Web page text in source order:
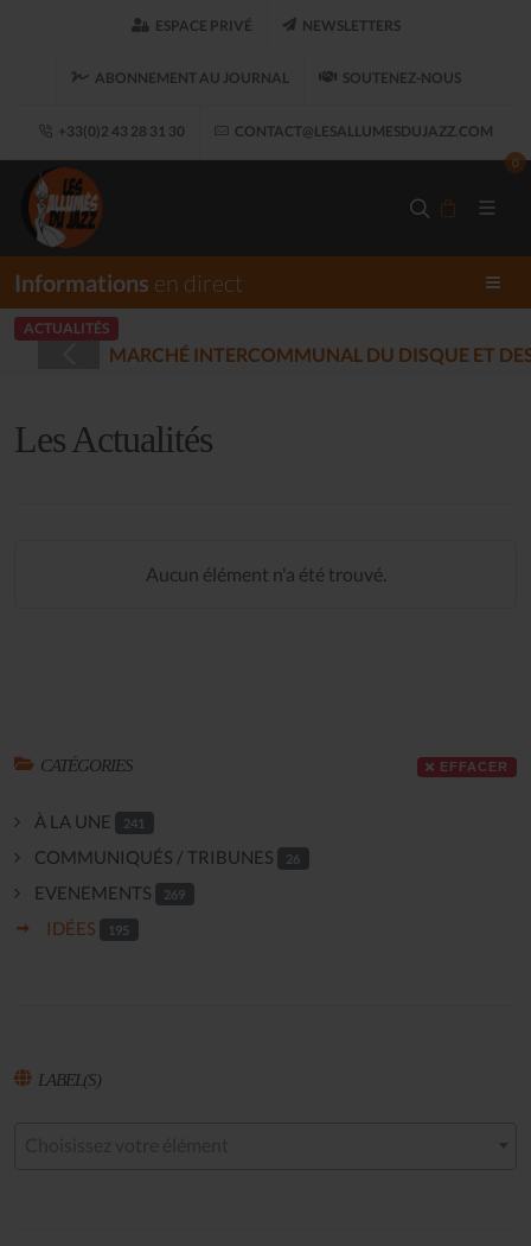
ESPACE PRIVÉ NEWSLETTERS
ABONNEMENT AU JOURNAL SOUTENEZ-NOUS
+33(0)2 43 28 31 30 CONTACT@LESALLUMESDUJAZZ.COM
0
Informations en direct
ACTUALITÉS
ET DES MUSIQUES ENREGISTRÉES - PLOUARET (2025-
Les Actualités
Aucun élément n'a été trouvé.
CATÉGORIES EFFACER
À LA UNE 241
COMMUNIQUÉS / TRIBUNES 26
EVENEMENTS 269
IDÉES 195
LABEL(S)